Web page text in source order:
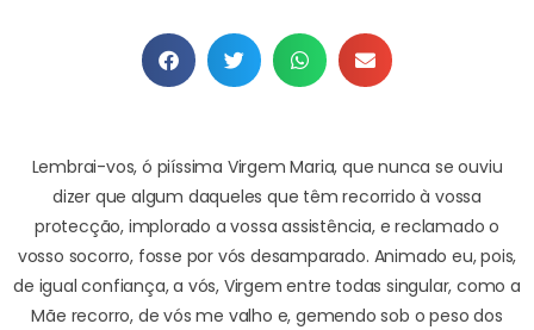
Lembrai-vos, ó piíssima Virgem Maria, que nunca se ouviu
dizer que algum daqueles que têm recorrido à vossa
protecção, implorado a vossa assistência, e reclamado o
vosso socorro, fosse por vós desamparado. Animado eu, pois,
de igual confiança,a vós, Virgem entre todas singular, como a
Mãe recorro, de vós me valho e, gemendo sob o peso dos